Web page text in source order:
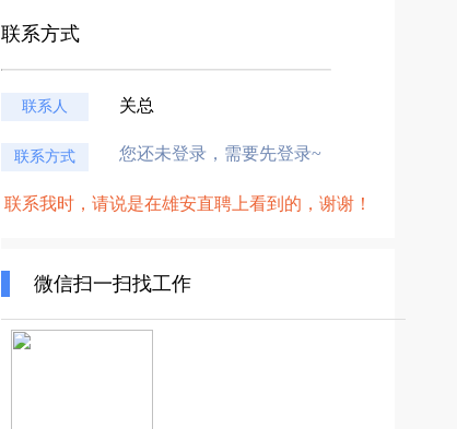
联系方式
联系人 关总
联系方式 您还未登录，需要先登录~
联系我时，请说是在雄安直聘上看到的，谢谢！
微信扫一扫找工作